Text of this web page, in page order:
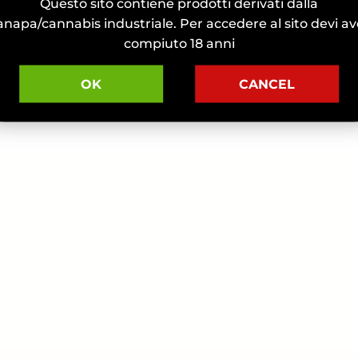
Questo sito contiene prodotti derivati dalla
cannabis industriale. Per accedere al sito devi
compiuto 18 anni
OK CANCEL